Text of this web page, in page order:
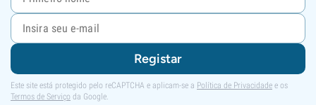
Registar
Este site está protegido pelo reCAPTCHA e aplicam-se a Política de Privacidade e os
Termos de Serviço da Google.